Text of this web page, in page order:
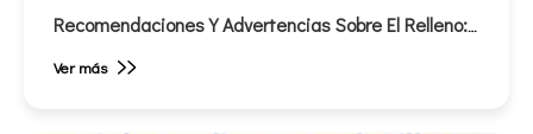
Recomendaciones Y Advertencias Sobre El Relleno:
Guía Completa De Cuidados Antes Y Después
Ver más